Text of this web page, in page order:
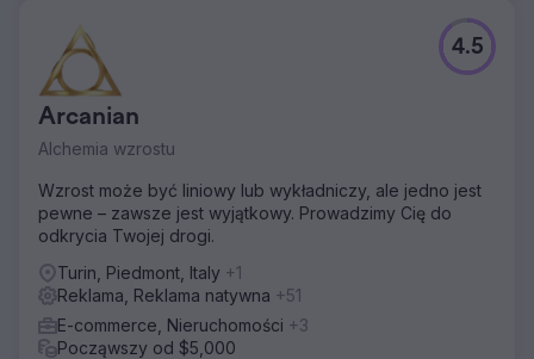
Arcanian
Alchemia wzrostu
4.5
Wzrost może być liniowy lub wykładniczy, ale jedno jest
pewne – zawsze jest wyjątkowy. Prowadzimy Cię do
odkrycia Twojej drogi.
Turin, Piedmont, Italy +1
Reklama, Reklama natywna +51
E-commerce, Nieruchomości +3
Począwszy od $5,000